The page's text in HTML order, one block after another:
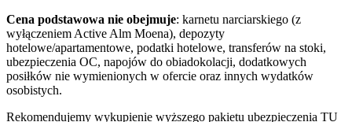
Cena podstawowa nie obejmuje: karnetu narciarskiego (z
wyłączeniem Active Alm Moena), depozyty
hotelowe/apartamentowe, podatki hotelowe, transferów na stoki,
ubezpieczenia OC, napojów do obiadokolacji, dodatkowych
posiłków nie wymienionych w ofercie oraz innych wydatków
osobistych.
Rekomendujemy wykupienie wyższego pakietu ubezpieczenia TU